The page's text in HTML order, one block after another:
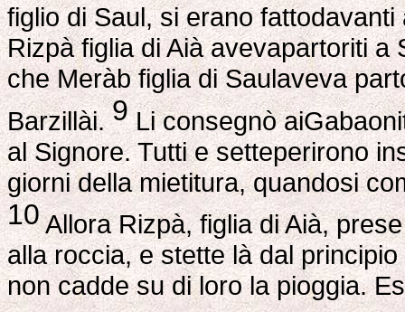
figlio di Saul, si erano
Rizpà figlia di Aià avevapartoriti a
che Meràb figlia di Saulaveva
Barzillài.9Li consegnò
al Signore. Tutti e setteperirono
giorni della mietitura, quandosi
10Allora Rizpà, figlia di Aià,
alla roccia, e stette là dal
non cadde su di loro la pioggia.